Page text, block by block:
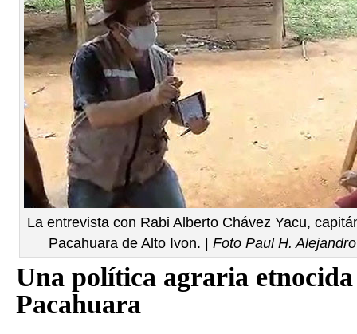
La entrevista con Rabi Alberto Chávez Yacu,
Pacahuara de Alto Ivon. |
Foto Paul H.
Una política agraria
Pacahuara